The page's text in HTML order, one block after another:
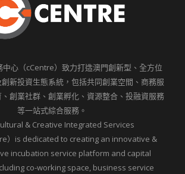
心（cCentre）致力打造澳門創新型、全方位
新投資生態系統，包括共同創業空間、商務服
創業社群、創業孵化、資源整合、投融資服務
等一站式綜合服務。
& Creative Integrated Services
）is dedicated to creating an innovative &
incubation service platform and capital
co-working space, business service